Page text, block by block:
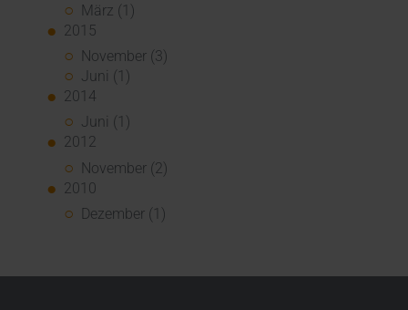
März (1)
2015
November (3)
Juni (1)
2014
Juni (1)
2012
November (2)
2010
Dezember (1)